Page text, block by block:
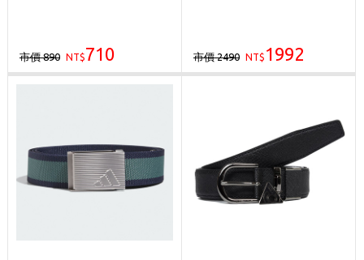
市價 890 NT$710 市價 2490 NT$ 1992